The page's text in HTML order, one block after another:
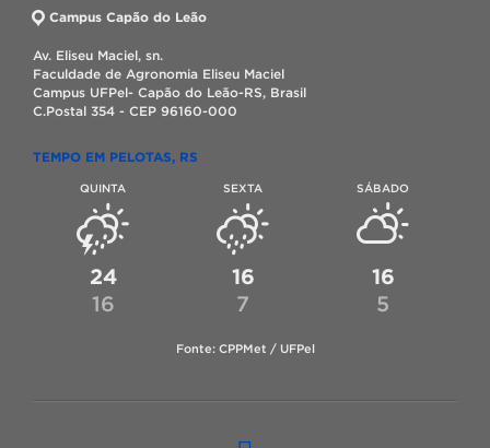
Campus Capão do Leão
Av. Eliseu Maciel, sn.
Faculdade de Agronomia Eliseu Maciel
Campus UFPel- Capão do Leão-RS, Brasil
C.Postal 354 - CEP 96160-000
TEMPO EM PELOTAS, RS
QUINTA
24
16
SEXTA
16
7
SÁBADO
16
5
Fonte: CPPMet / UFPel